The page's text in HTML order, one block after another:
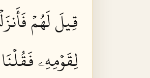
قِيلَ لَهُمۡ
لِقَوۡمِهِۦ